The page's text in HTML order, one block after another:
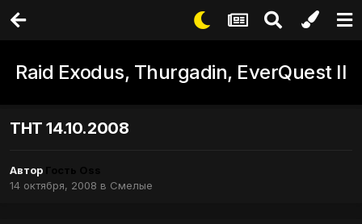
Raid Exodus, Thurgadin, EverQuest II
ТНТ 14.10.2008
Автор
14 октября, 2008 в Смелые